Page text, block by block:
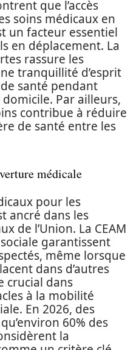
que l’accès
soins médicaux en
un facteur essentiel
en déplacement. La
rassure les
tranquillité d’esprit
santé pendant
Par ailleurs,
contribue à réduire
de santé entre les
médicale
pour les
ancré dans les
de l’Union. La CEAM
garantissent
même lorsque
dans d’autres
crucial dans
à la mobilité
En 2026, des
60% des
la